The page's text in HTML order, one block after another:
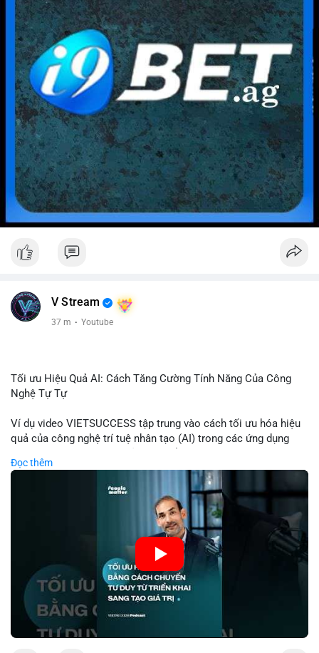
V Stream
37 m · Youtube
Tối ưu Hiệu Quả AI: Cách Tăng Cường Tính Năng Của Công
Nghệ Tự Tự
Ví dụ video VIETSUCCESS tập trung vào cách tối ưu hóa hiệu
quả của công nghệ trí tuệ nhân tạo (AI) trong các ứng dụng
đoán xu hướng thị trường, và tự động hóa quy trình trong lĩnh
vực tài chính và crypto. Bài đăng nhấn mạnh vai trò của AI
trong việc giảm thiểu sai lầm, tăng tốc độ xử lý, và hỗ trợ quyết
định dựa trên dữ liệu. Điều này đặc biệt quan trọng trong thời
kỳ phát triển nhanh chóng của ngành crypto, nơi tính chính xác
và tốc độ là yếu tố quyết định.
🎥 Xem video trực tiếp tại:
Nguồn: VIETSUCCESS
Đọc thêm